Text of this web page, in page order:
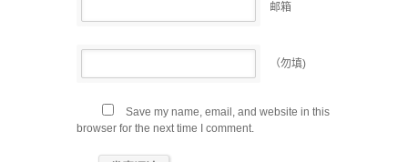
邮箱
（勿填)
Save my name, email, and website in this
browser for the next time I comment.